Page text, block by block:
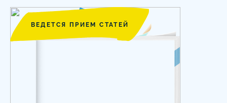
ВЕДЕТСЯ ПРИЕМ СТАТЕЙ